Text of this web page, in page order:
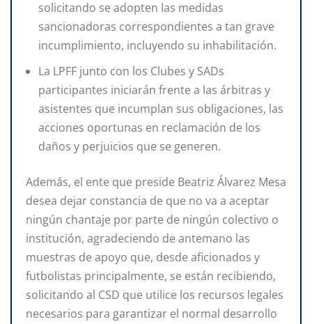
solicitando se adopten las medidas
sancionadoras correspondientes a tan grave
incumplimiento, incluyendo su inhabilitación.
La LPFF junto con los Clubes y SADs
participantes iniciarán frente a las árbitras y
asistentes que incumplan sus obligaciones, las
acciones oportunas en reclamación de los
daños y perjuicios que se generen.
Además, el ente que preside Beatriz Álvarez Mesa
desea dejar constancia de que no va a aceptar
ningún chantaje por parte de ningún colectivo o
institución, agradeciendo de antemano las
muestras de apoyo que, desde aficionados y
futbolistas principalmente, se están recibiendo,
solicitando al CSD que utilice los recursos legales
necesarios para garantizar el normal desarrollo